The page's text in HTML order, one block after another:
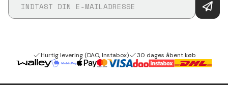
Hurtig levering (DAO, Instabox) 30 dages åbent køb